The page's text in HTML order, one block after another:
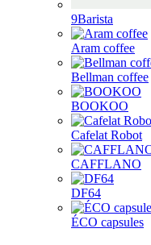
9Barista
Aram coffee
Bellman coffee
BOOKOO
Cafelat Robot
CAFFLANO
DF64
ÉCO capsules